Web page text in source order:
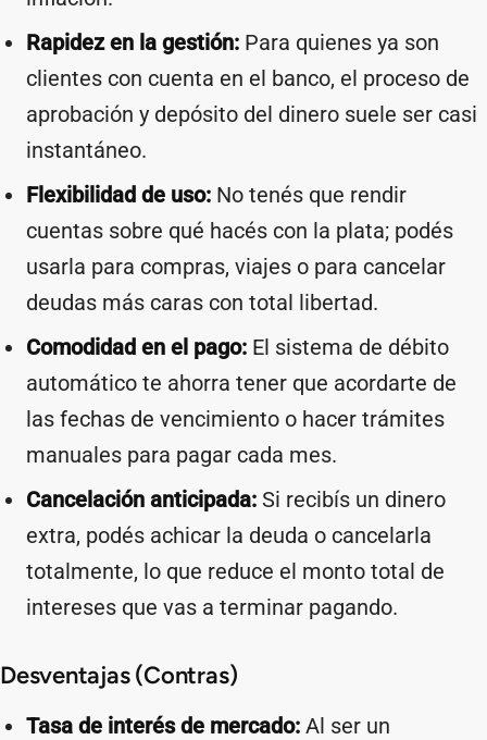
Rapidez en la gestión: Para quienes ya son
clientes con cuenta en el banco, el proceso de
aprobación y depósito del dinero suele ser casi
instantáneo.
Flexibilidad de uso: No tenés que rendir
cuentas sobre qué hacés con la plata; podés
usarla para compras, viajes o para cancelar
deudas más caras con total libertad.
Comodidad en el pago: El sistema de débito
automático te ahorra tener que acordarte de
las fechas de vencimiento o hacer trámites
manuales para pagar cada mes.
Cancelación anticipada: Si recibís un dinero
extra, podés achicar la deuda o cancelarla
totalmente, lo que reduce el monto total de
intereses que vas a terminar pagando.
Desventajas (Contras)
Tasa de interés de mercado: Al ser un